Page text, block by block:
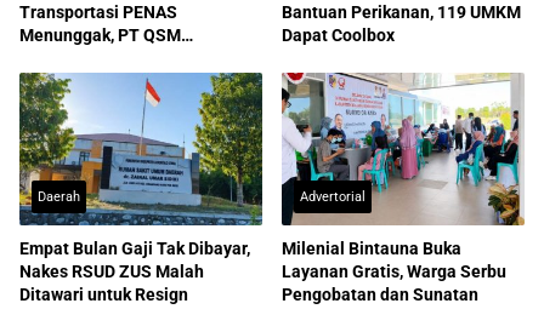
Transportasi PENAS
Menunggak, PT QSM
Bantuan Perikanan, 119 UMKM
Dapat Coolbox
Daerah
Empat Bulan Gaji Tak Dibayar,
Nakes RSUD ZUS Malah
Ditawari untuk Resign
Advertorial
Milenial Bintauna Buka
Layanan Gratis, Warga Serbu
Pengobatan dan Sunatan